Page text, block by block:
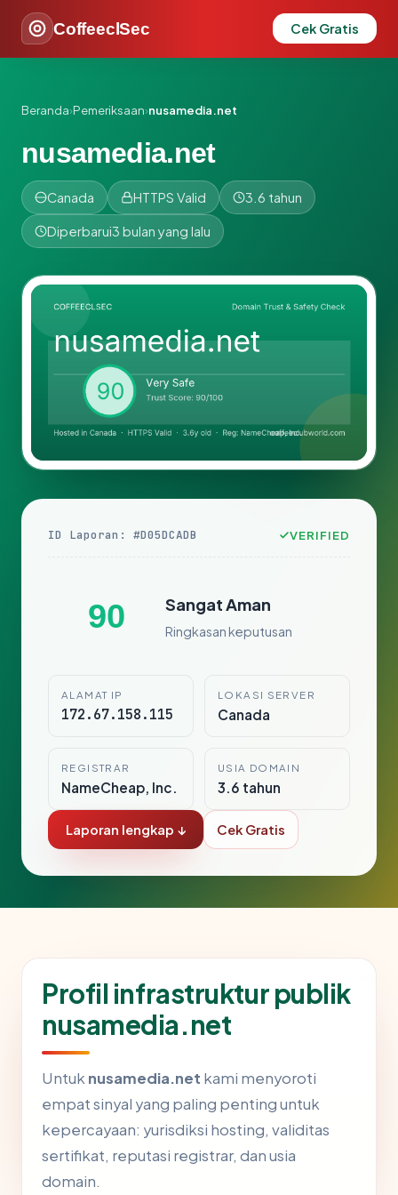
CoffeeclSec Cek Gratis
Beranda›Pemeriksaan›nusamedia.net
nusamedia.net
Canada HTTPS Valid 3.6 tahun
Diperbarui3 bulan yang lalu
ID Laporan: #D05DCADB VERIFIED
90 Sangat Aman
Ringkasan keputusan
ALAMAT IP
172.67.158.115
LOKASI SERVER
Canada
REGISTRAR
NameCheap, Inc.
USIA DOMAIN
3.6 tahun
Laporan lengkap ↓ Cek Gratis
Profil infrastruktur publik
nusamedia.net
Untuknusamedia.net kami menyoroti
empat sinyal yang paling penting untuk
kepercayaan: yurisdiksi hosting, validitas
sertifikat, reputasi registrar, dan usia
domain.